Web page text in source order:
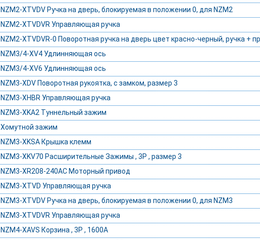
NZM2-XTVDV Ручка на дверь, блокируемая в положении 0, для NZM2
NZM2-XTVDVR Управляющая ручка
NZM2-XTVDVR-0 Поворотная ручка на дверь цвет красно-черный, ручка +
NZM3/4-XV4 Удлинняющая ось
NZM3/4-XV6 Удлинняющая ось
NZM3-XDV Поворотная рукоятка, с замком, размер 3
NZM3-XHBR Управляющая ручка
NZM3-XKA2 Туннельный зажим
Хомутной зажим
NZM3-XKSA Крышка клемм
NZM3-XKV70 Расширительные Зажимы , 3P , размер 3
NZM3-XR208-240AC Моторный привод
NZM3-XTVD Управляющая ручка
NZM3-XTVDV Ручка на дверь, блокируемая в положении 0, для NZM3
NZM3-XTVDVR Управляющая ручка
NZM4-XAVS Корзина , 3P , 1600A